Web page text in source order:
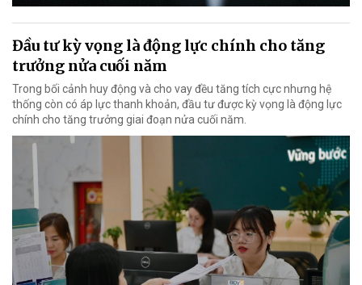
Đầu tư kỳ vọng là động lực chính cho tăng
trưởng nửa cuối năm
Trong bối cảnh huy động và cho vay đều tăng tích cực nhưng hệ
thống còn có áp lực thanh khoản, đầu tư được kỳ vọng là động lực
chính cho tăng trưởng giai đoạn nửa cuối năm.